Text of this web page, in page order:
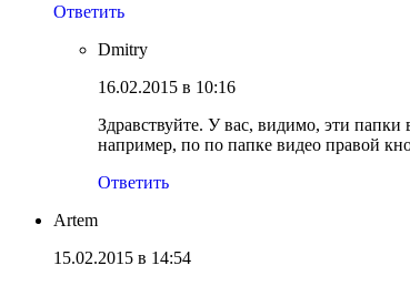
Ответить
Dmitry
16.02.2015 в 10:16
Здравствуйте. У вас, видимо, эти
например, по по папке видео правой
Ответить
Artem
15.02.2015 в 14:54